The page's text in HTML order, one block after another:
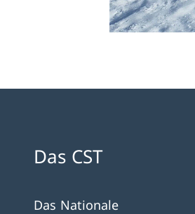
Das CST
Das Nationale